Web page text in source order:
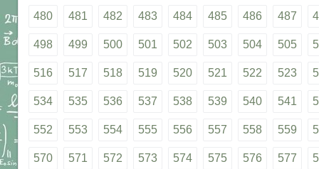
480 481 482 483 484 485 486 487
498 499 500 501 502 503 504 505
516 517 518 519 520 521 522 523
534 535 536 537 538 539 540 541
552 553 554 555 556 557 558 559
570 571 572 573 574 575 576 577